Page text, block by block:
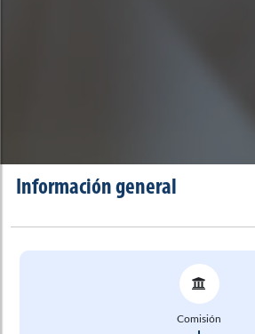
Información general
Comisión